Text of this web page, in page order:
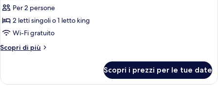
per
Monolocale
Per 2 persone
2 letti singoli o 1 letto king
Wi-Fi gratuito
Scopri di più
Altri
Scopri i prezzi per le tue date